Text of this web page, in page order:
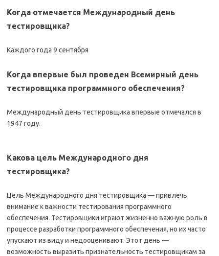
Когда отмечается Международный день
тестировщика?
Каждого года 9 сентября
Когда впервые был проведен Всемирный день
тестировщика программного обеспечения?
Международный день тестировщика впервые отмечался в
1947 году.
Какова цель Международного дня
тестировщика?
Цель Международного дня тестировщика — привлечь
внимание к важности тестирования программного
обеспечения. Тестировщики играют жизненно важную роль в
процессе разработки программного обеспечения, но их часто
упускают из виду и недооценивают. Этот день —
возможность выразить признательность тестировщикам за